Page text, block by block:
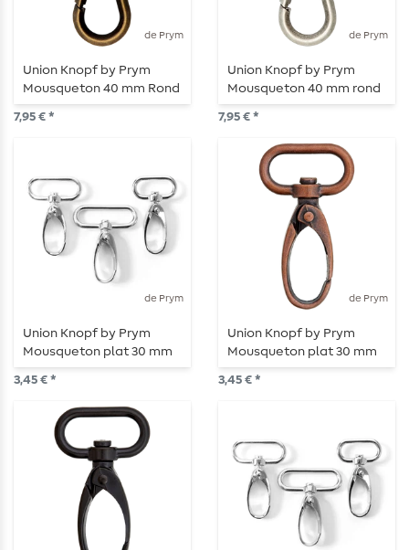
de Prym
Union Knopf by Prym
Mousqueton 40 mm Rond
laiton ancien
7,95 € *
de Prym
Union Knopf by Prym
Mousqueton 40 mm rond
vieil argent
7,95 € *
de Prym
Union Knopf by Prym
Mousqueton plat 30 mm
Argenté
3,45 € *
de Prym
Union Knopf by Prym
Mousqueton plat 30 mm
Cuivre (ou Rose Gold)
3,45 € *